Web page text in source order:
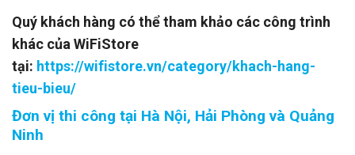
Quý khách hàng có thể tham khảo các công trình
khác của WiFiStore
tại: https://wifistore.vn/category/khach-hang-
tieu-bieu/
Đơn vị thi công tại Hà Nội, Hải Phòng và Quảng
Ninh